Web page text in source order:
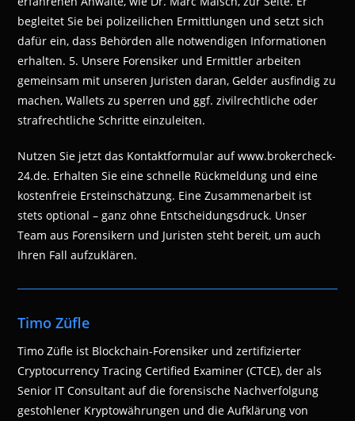
begleitet Sie bei polizeilichen Ermittlungen und setzt sich
dafür ein, dass Behörden alle notwendigen Informationen
erhalten. 5. Unsere Forensiker und Ermittler arbeiten
gemeinsam mit unseren Juristen daran, Gelder ausfindig zu
machen, Wallets zu sperren und ggf. zivilrechtliche oder
strafrechtliche Schritte einzuleiten.
Nutzen Sie jetzt das Kontaktformular auf www.brokercheck-
24.de. Erhalten Sie eine schnelle Rückmeldung und eine
kostenfreie Ersteinschätzung. Eine Zusammenarbeit ist
stets optional – ganz ohne Entscheidungsdruck. Unser
Team aus Forensikern und Juristen steht bereit, um auch
Ihren Fall aufzuklären.
Timo Züfle
Timo Züfle ist Blockchain-Forensiker und zertifizierter
Cryptocurrency Tracing Certified Examiner (CTCE), der als
Senior IT Consultant auf die forensische Nachverfolgung
gestohlener Kryptowährungen und die Aufklärung von